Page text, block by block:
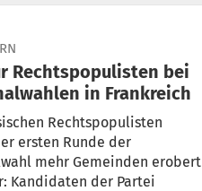
RN
Rechtspopulisten bei
in Frankreich
Rechtspopulisten
ersten Runde der
mehr Gemeinden erobert
Kandidaten der Partei